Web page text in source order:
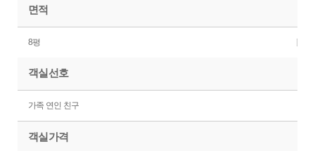
면적
8평
객실선호
가족 연인 친구
객실가격